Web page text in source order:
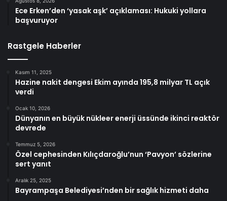
Ece Erken’den ‘yasak aşk’ açıklaması: Hukuki yollara
başvuruyor
Rastgele Haberler
Kasım 11, 2025
Hazine nakit dengesi Ekim ayında 195,8 milyar TL açık
verdi
Ocak 10, 2026
Dünyanın en büyük nükleer enerji üssünde ikinci reaktör
devrede
Temmuz 5, 2026
Özel cephesinden Kılıçdaroğlu’nun ‘Pavyon’ sözlerine
sert yanıt
Aralık 25, 2025
Bayrampaşa Belediyesi’nden bir sağlık hizmeti daha